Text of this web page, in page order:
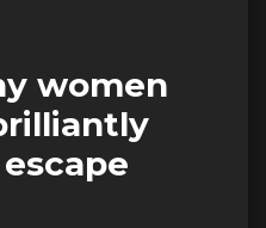
women